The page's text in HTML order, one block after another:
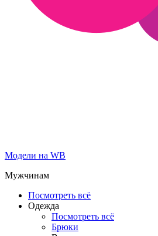
Модели на WB
Мужчинам
Посмотреть всё
Одежда
Посмотреть всё
Брюки